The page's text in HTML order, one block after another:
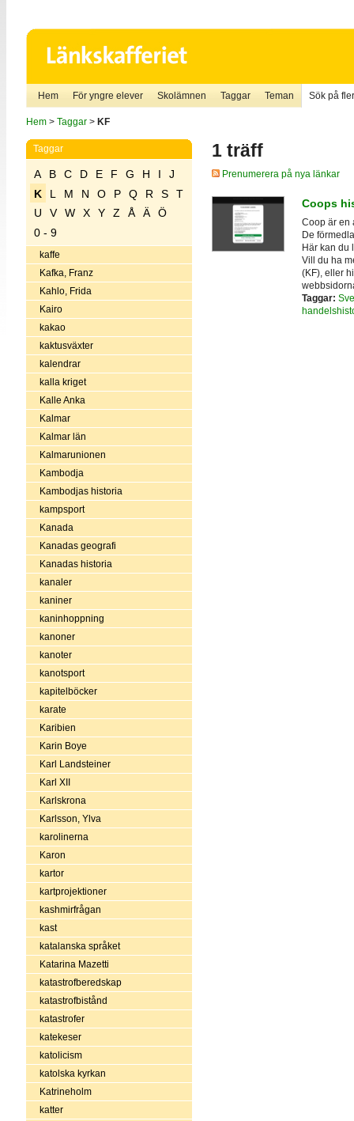
Hem För yngre elever Skolämnen Taggar Teman Sök på
Hem> Taggar> KF
Taggar
A B C D E F G H I
J
K
L M N O P Q R S
T
U
V W X Y Z Å Ä
Ö
0 - 9
kaffe
Kafka, Franz
Kahlo, Frida
Kairo
kakao
kaktusväxter
kalendrar
kalla kriget
Kalle Anka
Kalmar
Kalmar län
Kalmarunionen
Kambodja
Kambodjas historia
kampsport
Kanada
Kanadas geografi
Kanadas historia
kanaler
kaniner
kaninhoppning
kanoner
kanoter
kanotsport
kapitelböcker
karate
Karibien
Karin Boye
Karl Landsteiner
Karl XII
Karlskrona
Karlsson, Ylva
karolinerna
Karon
kartor
kartprojektioner
kashmirfrågan
kast
katalanska språket
Katarina Mazetti
katastrofberedskap
katastrofbistånd
katastrofer
katekeser
katolicism
katolska kyrkan
Katrineholm
katter
1 träff
Prenumerera på nya länkar
Coops
Coop är en
De
Här kan du
Vill du ha
(KF), eller
Taggar: